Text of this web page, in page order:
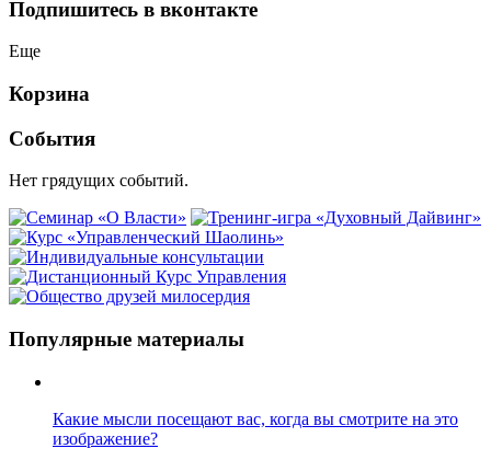
Подпишитесь в вконтакте
Еще
Корзина
События
Нет грядущих событий.
Популярные материалы
Какие мысли посещают вас, когда вы смотрите на это
изображение?